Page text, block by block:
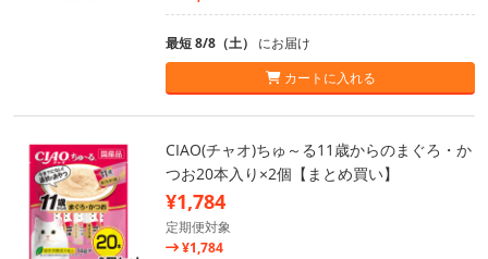
最短 8/8（土） にお届け
カートに入れる
CIAO(チャオ)ちゅ～る11歳からのまぐろ・か
つお20本入り×2個【まとめ買い】
¥1,784
定期便対象
¥1,784